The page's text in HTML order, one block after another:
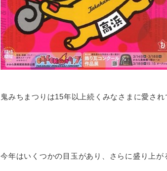
鬼みちまつりは15年以上続くみなさまに愛さ
今年はいくつかの目玉があり、さらに盛り上が